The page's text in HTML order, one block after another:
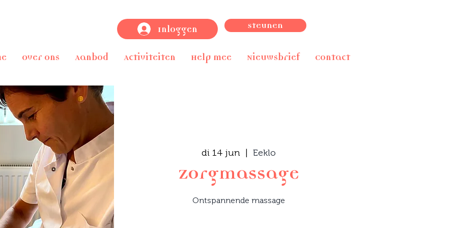
Inloggen Steunen
Over ons Aanbod Activiteiten Help mee Nieuwsbrief Contact
di 14 jun
  |
Eeklo
Zorgmassage
Ontspannende massage